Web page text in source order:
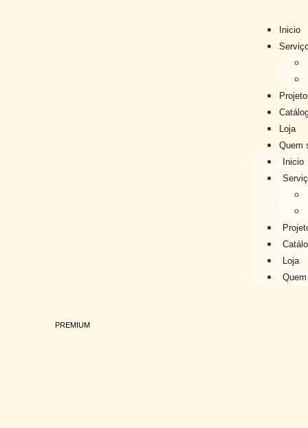
Inicio
Loja
Quem
Inicio
Loja
PREMIUM